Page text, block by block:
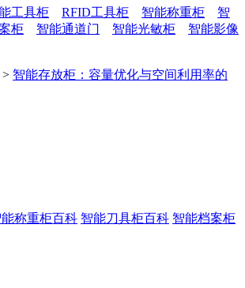
工具柜 RFID工具柜 智能称重柜
智
柜 智能通道门 智能光敏柜
智能影像
> 智能存放柜：容量优化与空间利用率的
能称重柜百科 智能刀具柜百科 智能档案柜